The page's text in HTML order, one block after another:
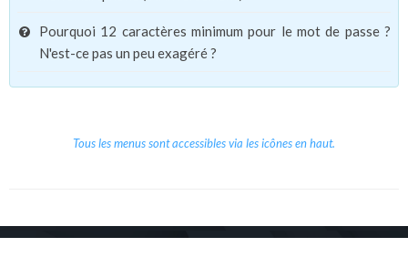
Pourquoi 12 caractères minimum pour le mot de passe ?
N'est-ce pas un peu exagéré ?
Tous les menus sont accessibles via les icônes en haut.